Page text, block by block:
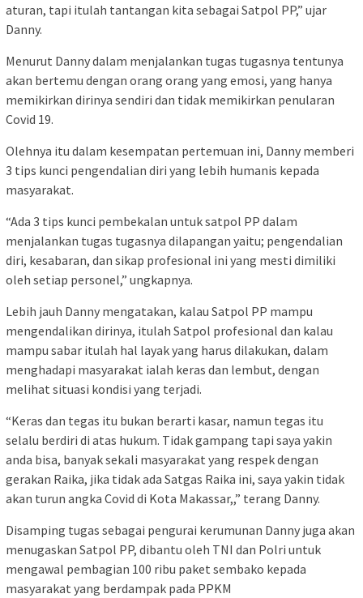
aturan, tapi itulah tantangan kita sebagai Satpol PP,” ujar
Danny.
Menurut Danny dalam menjalankan tugas tugasnya tentunya
akan bertemu dengan orang orang yang emosi, yang hanya
memikirkan dirinya sendiri dan tidak memikirkan penularan
Covid 19.
Olehnya itu dalam kesempatan pertemuan ini, Danny memberi
3 tips kunci pengendalian diri yang lebih humanis kepada
masyarakat.
“Ada 3 tips kunci pembekalan untuk satpol PP dalam
menjalankan tugas tugasnya dilapangan yaitu; pengendalian
diri, kesabaran, dan sikap profesional ini yang mesti dimiliki
oleh setiap personel,” ungkapnya.
Lebih jauh Danny mengatakan, kalau Satpol PP mampu
mengendalikan dirinya, itulah Satpol profesional dan kalau
mampu sabar itulah hal layak yang harus dilakukan, dalam
menghadapi masyarakat ialah keras dan lembut, dengan
melihat situasi kondisi yang terjadi.
“Keras dan tegas itu bukan berarti kasar, namun tegas itu
selalu berdiri di atas hukum. Tidak gampang tapi saya yakin
anda bisa, banyak sekali masyarakat yang respek dengan
gerakan Raika, jika tidak ada Satgas Raika ini, saya yakin tidak
akan turun angka Covid di Kota Makassar,,” terang Danny.
Disamping tugas sebagai pengurai kerumunan Danny juga akan
menugaskan Satpol PP, dibantu oleh TNI dan Polri untuk
mengawal pembagian 100 ribu paket sembako kepada
masyarakat yang berdampak pada PPKM